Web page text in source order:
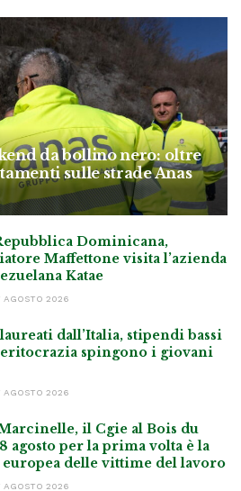
da bollino nero: oltre
sulle strade Anas
Dominicana,
Maffettone visita l’azienda
Katae
AGOSTO 2026
dall’Italia, stipendi bassi
spingono i giovani
AGOSTO 2026
il Cgie al Bois du
agosto per la prima volta è la
delle vittime del lavoro
AGOSTO 2026